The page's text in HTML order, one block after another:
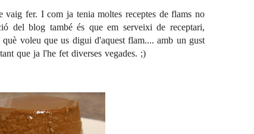
vaig fer. I com ja tenia moltes receptes de flams no
del blog també és que em serveixi de receptari,
voleu que us digui d'aquest flam.... amb un gust
que ja l'he fet diverses vegades. ;)